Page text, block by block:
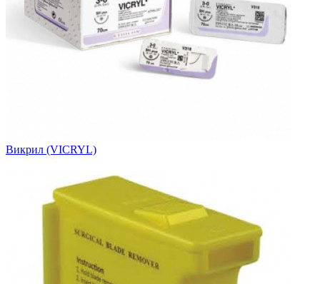
Викрил (VICRYL)